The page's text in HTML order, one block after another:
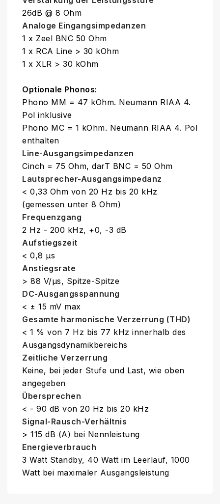
26dB @ 8 Ohm
Analoge Eingangsimpedanzen
1 x Zeel BNC 50 Ohm
1 x RCA Line > 30 kOhm
1 x XLR > 30 kOhm
Optionale Phonos:
Phono MM = 47 kOhm. Neumann RIAA 4.
Pol inklusive
Phono MC = 1 kOhm. Neumann RIAA 4. Pol
enthalten
Line-Ausgangsimpedanzen
Cinch = 75 Ohm, darT BNC = 50 Ohm
Lautsprecher-Ausgangsimpedanz
< 0,33 Ohm von 20 Hz bis 20 kHz
(gemessen unter 8 Ohm)
Frequenzgang
2 Hz - 200 kHz, +0, -3 dB
Aufstiegszeit
< 0,8 µs
Anstiegsrate
> 88 V/µs, Spitze-Spitze
DC-Ausgangsspannung
< ± 15 mV max
Gesamte harmonische Verzerrung (THD)
< 1 % von 7 Hz bis 77 kHz innerhalb des
Ausgangsdynamikbereichs
Zeitliche Verzerrung
Keine, bei jeder Stufe und Last, wie oben
angegeben
Übersprechen
< - 90 dB von 20 Hz bis 20 kHz
Signal-Rausch-Verhältnis
> 115 dB (A) bei Nennleistung
Energieverbrauch
3 Watt Standby, 40 Watt im Leerlauf, 1000
Watt bei maximaler Ausgangsleistung